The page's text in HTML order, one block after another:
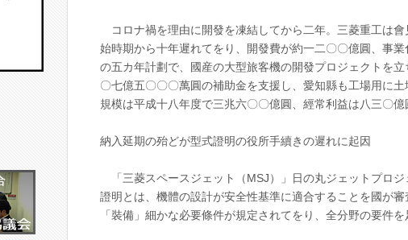
れ
な
か
つ
た
の
か
局
藤
井
超
英
は
コロナ禍を理由に開發を凍結してから二年。三菱重工は
始時期から十年遲れてをり、開發費が約一二〇〇億圓、事
の五カ年計劃で、國産の大型旅客機の開發プロジェクトを
〇七億五〇〇〇萬圓の補助金を支援し、愛知縣も工場用に
規模は平成十八年度で三兆六〇〇億圓、經常利益は八三〇
納入延期の殆どが型式證明の役所手續きの遲れに起因
「三菱スペースジェット（MSJ）」日の丸ジェットプロ
證明とは、機體の設計が安全性基準に適合することを國が
「裝備」細かな必要條件が規定されてをり、全分野の要件